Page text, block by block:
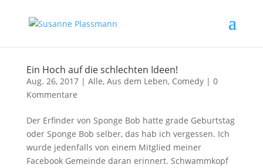
Ein Hoch auf die schlechten Ideen!
Aug. 26, 2017| Alle, Aus dem Leben, Comedy| 0
Kommentare
Der Erfinder von Sponge Bob hatte grade Geburtstag
oder Sponge Bob selber, das hab ich vergessen. Ich
wurde jedenfalls von einem Mitglied meiner
Facebook Gemeinde daran erinnert. Schwammkopf